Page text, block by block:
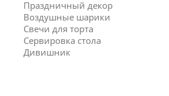
Праздничный декор
Воздушные шарики
Свечи для торта
Сервировка стола
Дивишник